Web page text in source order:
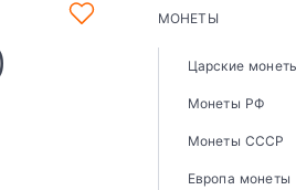
МОНЕТЫ
Царские
Монеты РФ
Монеты СССР
Европа монеты